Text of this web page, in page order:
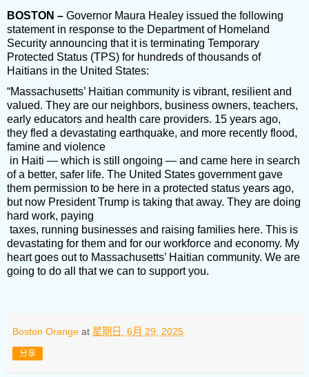
BOSTON – Governor Maura Healey issued the following
statement in response to the Department of Homeland
Security announcing that it is terminating Temporary
Protected Status (TPS) for hundreds of thousands of
Haitians in the United States:
“Massachusetts’ Haitian community is vibrant, resilient and
valued. They are our neighbors, business owners, teachers,
early educators and health care providers. 15 years ago,
they fled a devastating earthquake, and more recently flood,
famine and violence
of a better, safer life. The United States government gave
them permission to be here in a protected status years ago,
but now President Trump is taking that away. They are doing
hard work, paying
devastating for them and for our workforce and economy. My
heart goes out to Massachusetts’ Haitian community. We are
going to do all that we can to support you.
Boston Orange at 星期日, 6月 29, 2025
分享